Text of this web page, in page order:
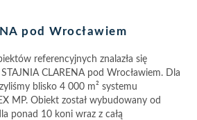
pod Wrocławiem
referencyjnych znalazła się
CLARENA pod Wrocławiem. Dla
blisko 4 000 m² systemu
MP. Obiekt został wybudowany od
ponad 10 koni wraz z całą